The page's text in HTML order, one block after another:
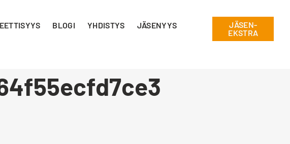
EETTISYYS BLOGI YHDISTYS
JÄSENYYS
JÄSEN-
EKSTRA